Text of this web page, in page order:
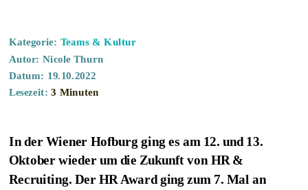
Kategorie: Teams & Kultur
Autor:Nicole Thurn
Datum: 19.10.2022
Lesezeit:3 Minuten
In der Wiener Hofburg ging es am 12. und 13.
Oktober wieder um die Zukunft von HR &
Recruiting. Der HR Award ging zum 7. Mal an